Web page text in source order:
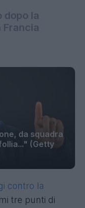
dopo la
da squadra
(Getty
contro la
tre punti di